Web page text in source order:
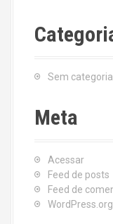
Sem categoria
Meta
Acessar
Feed de posts
Feed de
WordPress.org